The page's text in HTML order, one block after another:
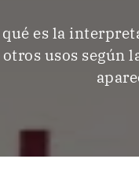
es la
usos según